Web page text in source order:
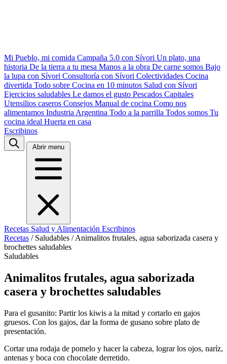
Mi Pueblo, mi comida Campaña 5.0 con Sívori Un plato, una
historia De la tierra a tu mesa Manos a la obra De carne somos Bajo
la lupa con Sívori Consultoría con Sívori Colectividades Cocina
divertida Todo sobre Cocina en 10 minutos Salud con Sívori
Ejercicios saludables Le damos el gusto Pescados Capitales
Utensilios caseros Consejos Manual de cocina Como nos
alimentamos Industria Argentina Todo a la parrilla Todos somos Tu
cocina ideal Huerta en casa
Escribinos
Abrir menu
Recetas Salud y Alimentación Escribinos
Recetas / Saludables / Animalitos frutales, agua saborizada casera y
brochettes saludables
Saludables
Animalitos frutales, agua saborizada
casera y brochettes saludables
Para el gusanito: Partir los kiwis a la mitad y cortarlo en gajos
gruesos. Con los gajos, dar la forma de gusano sobre plato de
presentación.
Cortar una rodaja de pomelo y hacer la cabeza, lograr los ojos, naríz,
antenas y boca con chocolate derretido.